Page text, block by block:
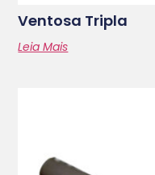
Ventosa Tripla
Leia Mais